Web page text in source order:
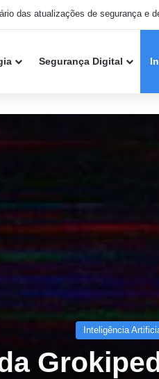
Segurança Digital
Inteligência